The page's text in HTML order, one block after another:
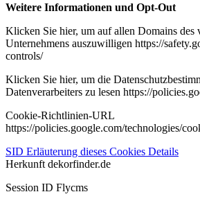
Weitere Informationen und Opt-Out
Klicken Sie hier, um auf allen Domains des
Unternehmens auszuwilligen https://
controls/
Klicken Sie hier, um die
Datenverarbeiters zu lesen https://
Cookie-Richtlinien-URL
https://policies.google.com/technologies/
SID Erläuterung dieses Cookies Details
Herkunft dekorfinder.de
Session ID Flycms